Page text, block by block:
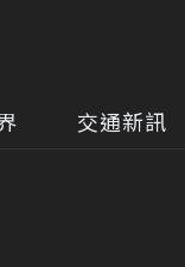
交通新訊